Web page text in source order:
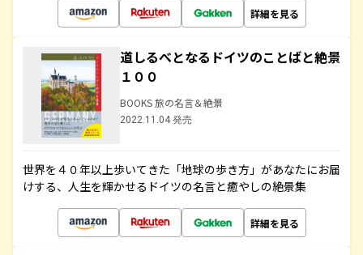
詳細を見る
道しるべとなるドイツのことばと絶景
１００
BOOKS 旅の名言＆絶景
2022.11.04 発売
世界を４０年以上歩いてきた「地球の歩き方」があなたにお届
けする、人生を輝かせるドイツの名言と癒やしの絶景集
詳細を見る